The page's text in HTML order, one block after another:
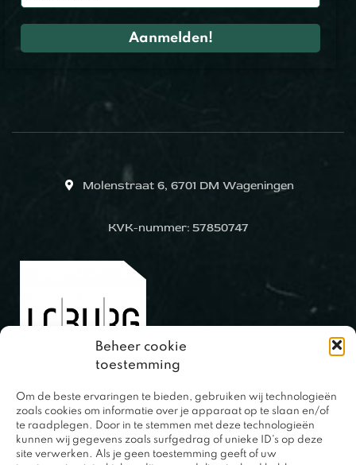
Beheer cookie
toestemming
Om de beste ervaringen te bieden, gebruiken wij technologieën
zoals cookies om informatie over je apparaat op te slaan en/of
te raadplegen. Door in te stemmen met deze technologieën
kunnen wij gegevens zoals surfgedrag of unieke ID's op deze
site verwerken. Als je geen toestemming geeft of uw
Molenstraat 6, 6701 DM Wageningen
KVK-nummer: 57850747
0317 – 420848